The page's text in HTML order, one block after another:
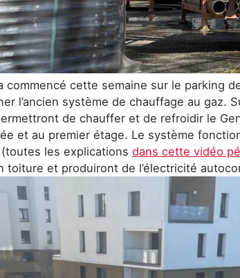
commencé cette semaine sur le parking
l’ancien système de chauffage au
de chauffer et de refroidir le
et au premier étage. Le système
les explications dans cette vidéo
toiture et produiront de l’électricité